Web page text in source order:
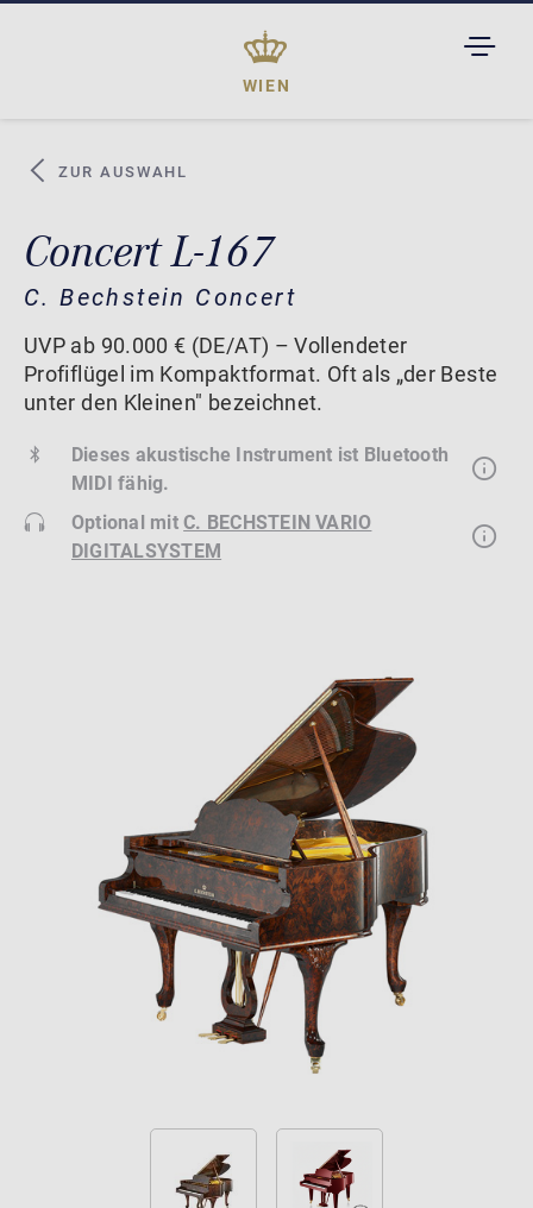
WIEN
ZUR AUSWAHL
Concert L-167
C. Bechstein Concert
UVP ab 90.000 € (DE/AT) – Vollendeter
Profiflügel im Kompaktformat. Oft als „der Beste
unter den Kleinen" bezeichnet.
Dieses akustische Instrument ist Bluetooth
MIDI fähig.
Optional mitC. BECHSTEIN VARIO
DIGITALSYSTEM